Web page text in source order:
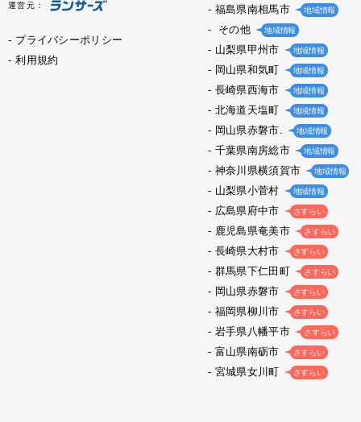
運営元：
プライバシーポリシー
利用規約
福島県南相馬市 地域情報
その他 地域情報
山梨県甲州市 地域情報
岡山県和気町 地域情報
長崎県西海市 地域情報
北海道天塩町 地域情報
岡山県赤磐市. 地域情報
千葉県南房総市 地域情報
神奈川県横須賀市 地域情報
山梨県小菅村 地域情報
広島県府中市 さすらい
鹿児島県奄美市 さすらい
長崎県大村市 さすらい
群馬県下仁田町 さすらい
岡山県赤磐市 さすらい
福岡県柳川市 さすらい
岩手県八幡平市 さすらい
富山県南砺市 さすらい
宮城県女川町 さすらい